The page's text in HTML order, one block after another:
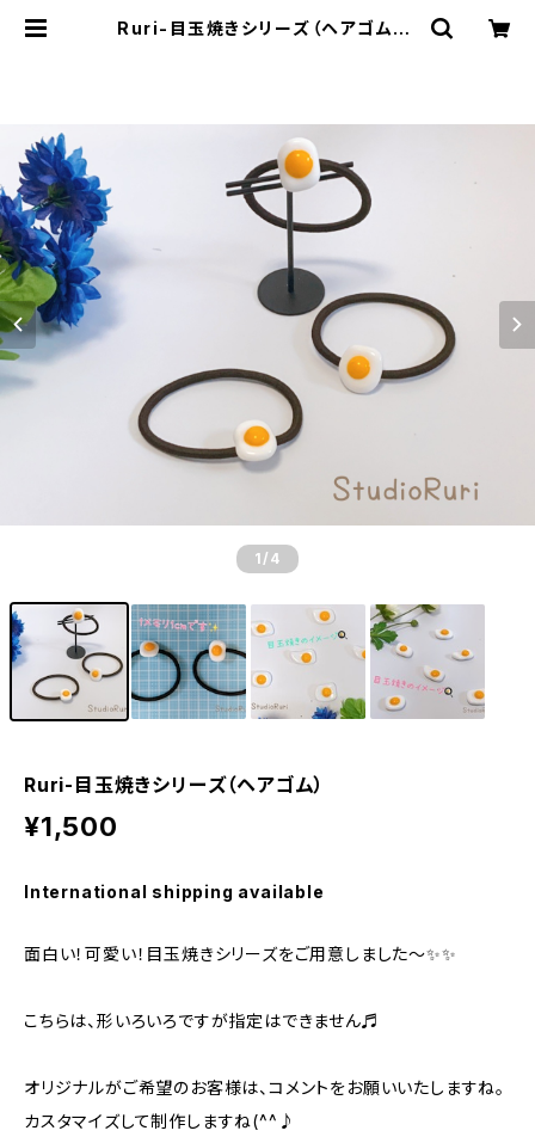
Ruri-目玉焼きシリーズ（ヘアゴム） |
1 /4
Ruri-目玉焼きシリーズ（ヘアゴム）
¥1,500
International shipping available
面白い！可愛い！目玉焼きシリーズをご用意しました～✨✨
こちらは、形いろいろですが指定はできません♬
オリジナルがご希望のお客様は、コメントをお願いいたしますね。
カスタマイズして制作しますね(^^♪